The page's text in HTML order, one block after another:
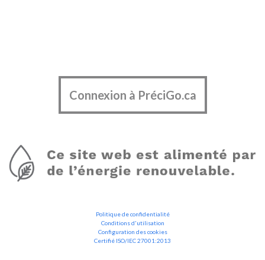
Connexion à PréciGo.ca
Politique de confidentialité
Conditions d'utilisation
Configuration des cookies
Certifié ISO/IEC 27001:2013